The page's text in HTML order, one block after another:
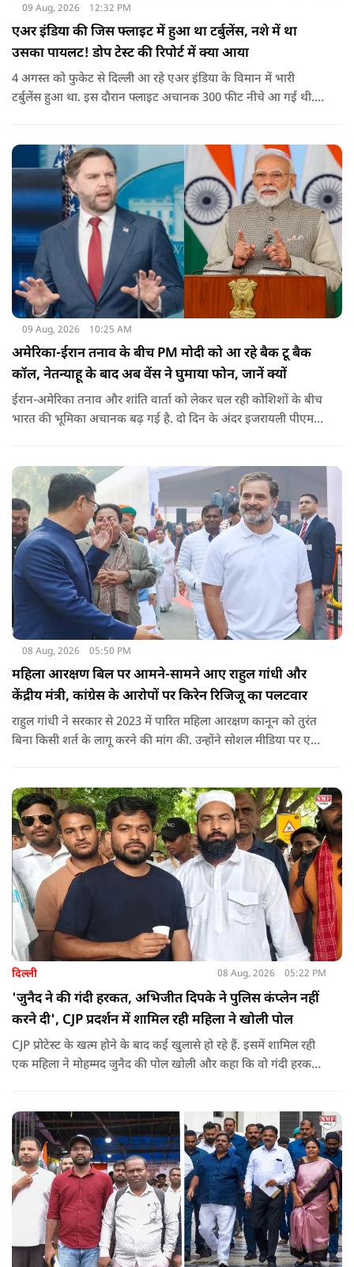
09 Aug, 2026 12:32 PM
एअर इंडिया की जिस फ्लाइट में हुआ था टर्बुलेंस, नशे में था
उसका पायलट! डोप टेस्ट की रिपोर्ट में क्या आया
4 अगस्त को फुकेट से दिल्ली आ रहे एअर इंडिया के विमान में भारी
टर्बुलेंस हुआ था. इस दौरान फ्लाइट अचानक 300 फीट नीचे आ गई थी.
09 Aug, 2026 10:25 AM
अमेरिका-ईरान तनाव के बीच PM मोदी को आ रहे बैक टू बैक
कॉल, नेतन्याहू के बाद अब वेंस ने घुमाया फोन, जानें क्यों
ईरान-अमेरिका तनाव और शांति वार्ता को लेकर चल रही कोशिशों के बीच
भारत की भूमिका अचानक बढ़ गई है. दो दिन के अंदर इजरायली पीएम
08 Aug, 2026 05:50 PM
महिला आरक्षण बिल पर आमने-सामने आए राहुल गांधी और
केंद्रीय मंत्री, कांग्रेस के आरोपों पर किरेन रिजिजू का पलटवार
राहुल गांधी ने सरकार से 2023 में पारित महिला आरक्षण कानून को तुरंत
बिना किसी शर्त के लागू करने की मांग की. उन्होंने सोशल मीडिया पर एक
दिल्ली 08 Aug, 2026 05:22 PM
'जुनैद ने की गंदी हरकत, अभिजीत दिपके ने पुलिस कंप्लेन नहीं
करने दी', CJP प्रदर्शन में शामिल रही महिला ने खोली पोल
CJP प्रोटेस्ट के खत्म होने के बाद कई खुलासे हो रहे हैं. इसमें शामिल रही
एक महिला ने मोहम्मद जुनैद की पोल खोली और कहा कि वो गंदी हरकतें
दिया.